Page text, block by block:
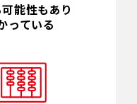
能性もあり
っている